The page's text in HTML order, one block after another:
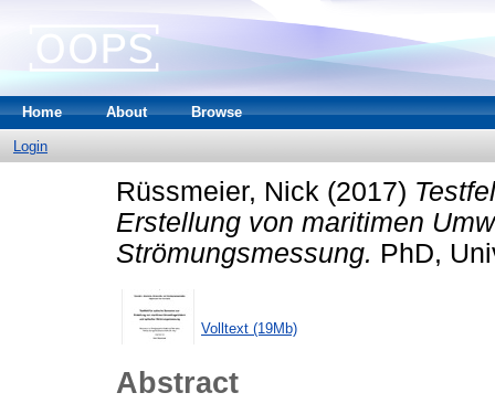
Home About Browse
Login
Rüssmeier, Nick (2017)
Erstellung von maritimen
Strömungsmessung. PhD,
Volltext (19Mb)
Abstract